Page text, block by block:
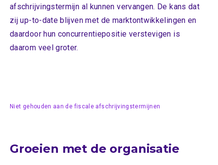
afschrijvingstermijn al kunnen vervangen. De kans dat
zij up-to-date blijven met de marktontwikkelingen en
daardoor hun concurrentiepositie verstevigen is
daarom veel groter.
Niet gehouden aan de fiscale afschrijvingstermijnen
Groeien met de organisatie